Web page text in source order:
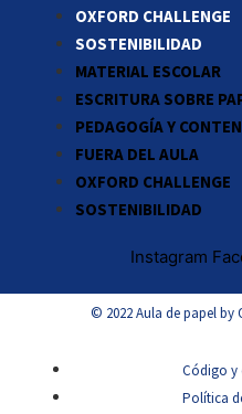
OXFORD CHALLENGE
SOSTENIBILIDAD
MATERIAL ESCOLAR
ESCRITURA SOBRE
PEDAGOGÍA Y
FUERA DEL AULA
OXFORD CHALLENGE
SOSTENIBILIDAD
Instagram
© 2022 Aula de papel by
Código y
Política